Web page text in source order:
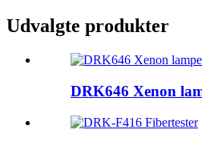
Udvalgte produkter
DRK646 Xenon